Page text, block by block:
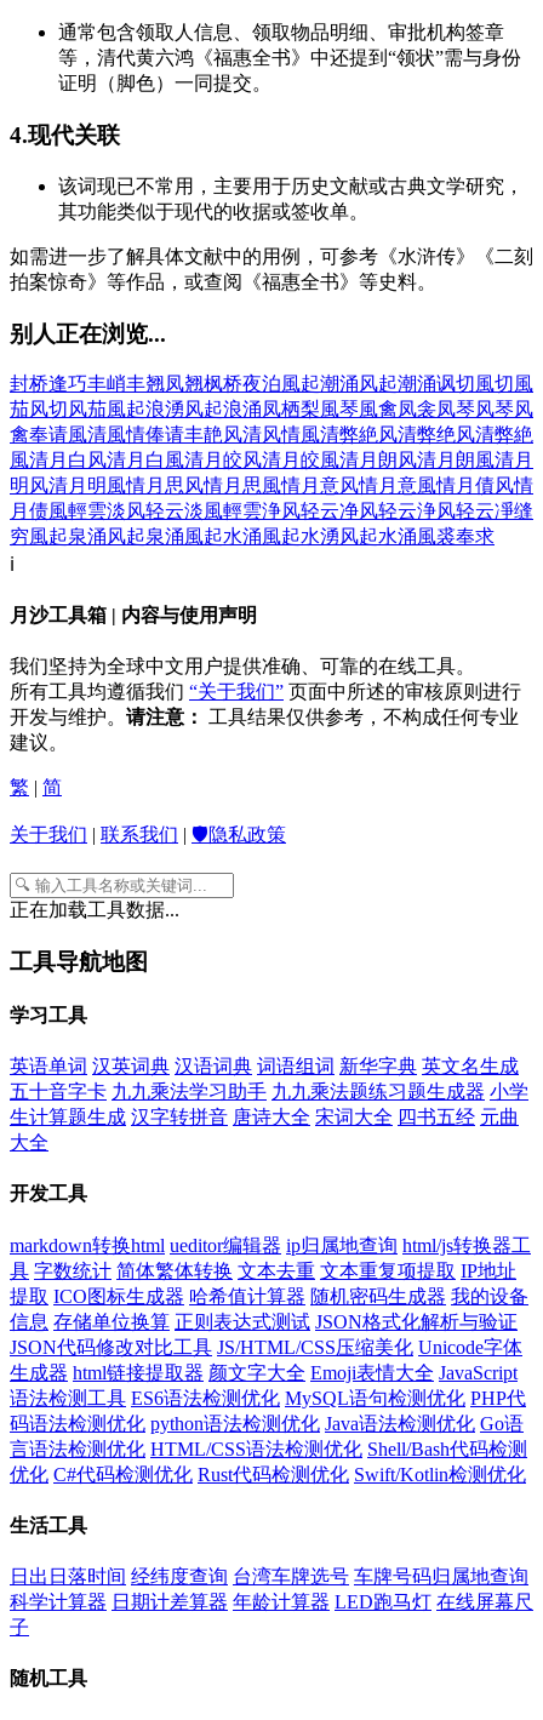
通常包含领取人信息、领取物品明细、审批机构签章
等，清代黄六鸿《福惠全书》中还提到“领状”需与身份
证明（脚色）一同提交。
4.现代关联
该词现已不常用，主要用于历史文献或古典文学研究，
其功能类似于现代的收据或签收单。
如需进一步了解具体文献中的用例，可参考《水浒传》《二刻
拍案惊奇》等作品，或查阅《福惠全书》等史料。
别人正在浏览...
封桥逢巧丰峭丰翘凤翘枫桥夜泊風起潮涌风起潮涌讽切風切風
茄风切风茄風起浪湧风起浪涌凤栖梨風琴風禽凤衾凤琴风琴风
禽奉请風清風情俸请丰靘风清风情風清弊絶 风清弊绝风清弊絶
風清月白 风清月白 風清月皎风清月皎風清月朗风清月朗風清月
明 风清月明 風情月思风情月思風情月意风情月意風情月債风情
月债風輕雲淡风轻云淡風輕雲浄风轻云净风轻云浄风轻云凈缝
穷風起泉涌风起泉涌風起水涌風起水湧风起水涌風裘奉求
ℹ️
月沙工具箱 | 内容与使用声明
我们坚持为全球中文用户提供准确、可靠的在线工具。
所有工具均遵循我们 “关于我们” 页面中所述的审核原则进行
开发与维护。 请注意：
工具结果仅供参考，不构成任何专业
建议。
繁 | 简
关于我们 | 联系我们 | 🛡️隐私政策
正在加载工具数据...
工具导航地图
学习工具
英语单词 汉英词典 汉语词典 词语组词 新华字典 英文名生成
五十音字卡 九九乘法学习助手 九九乘法题练习题生成器 小学
生计算题生成 汉字转拼音 唐诗大全 宋词大全 四书五经 元曲
大全
开发工具
markdown转换html ueditor编辑器 ip归属地查询 html/js转换器工
具 字数统计 简体繁体转换 文本去重 文本重复项提取 IP地址
提取 ICO图标生成器 哈希值计算器 随机密码生成器 我的设备
信息 存储单位换算 正则表达式测试 JSON格式化解析与验证
JSON代码修改对比工具 JS/HTML/CSS压缩美化 Unicode字体
生成器 html链接提取器 颜文字大全 Emoji表情大全 JavaScript
语法检测工具 ES6语法检测优化 MySQL语句检测优化 PHP代
码语法检测优化 python语法检测优化 Java语法检测优化 Go语
言语法检测优化 HTML/CSS语法检测优化 Shell/Bash代码检测
优化 C#代码检测优化 Rust代码检测优化 Swift/Kotlin检测优化
生活工具
日出日落时间 经纬度查询 台湾车牌选号 车牌号码归属地查询
科学计算器 日期计差算器 年龄计算器 LED跑马灯 在线屏幕尺
子
随机工具